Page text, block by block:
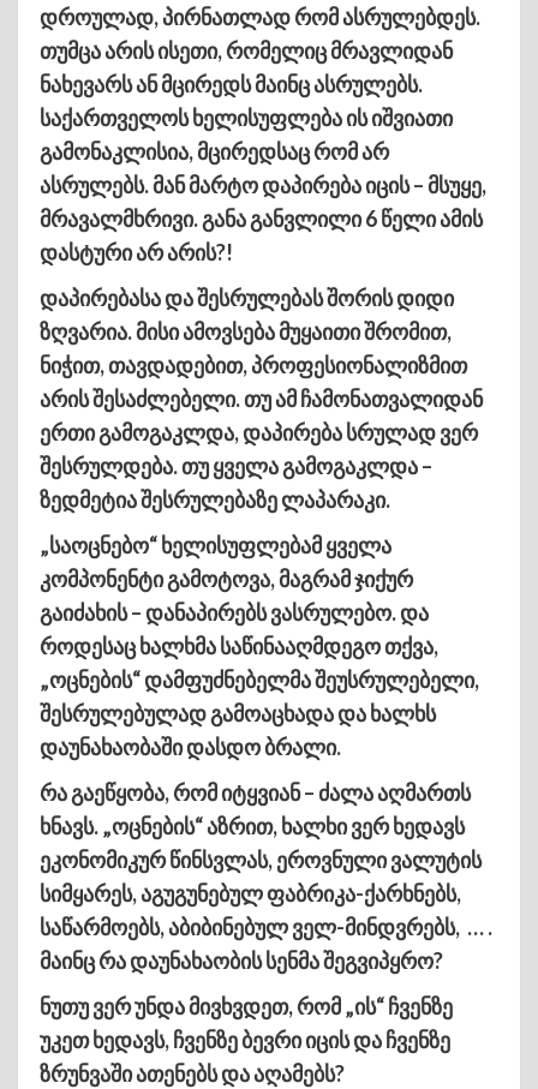
დროულად, პირნათლად რომ ასრულებდეს.
თუმცა არის ისეთი, რომელიც მრავლიდან
ნახევარს ან მცირედს მაინც ასრულებს.
საქართველოს ხელისუფლება ის იშვიათი
გამონაკლისია, მცირედსაც რომ არ
ასრულებს. მან მარტო დაპირება იცის – მსუყე,
მრავალმხრივი. განა განვლილი 6 წელი ამის
დასტური არ არის?!
დაპირებასა და შესრულებას შორის დიდი
ზღვარია. მისი ამოვსება მუყაითი შრომით,
ნიჭით, თავდადებით, პროფესიონალიზმით
არის შესაძლებელი. თუ ამ ჩამონათვალიდან
ერთი გამოგაკლდა, დაპირება სრულად ვერ
შესრულდება. თუ ყველა გამოგაკლდა –
ზედმეტია შესრულებაზე ლაპარაკი.
„საოცნებო“ ხელისუფლებამ ყველა
კომპონენტი გამოტოვა, მაგრამ ჯიქურ
გაიძახის – დანაპირებს ვასრულებო. და
როდესაც ხალხმა საწინააღმდეგო თქვა,
„ოცნების“ დამფუძნებელმა შეუსრულებელი,
შესრულებულად გამოაცხადა და ხალხს
დაუნახაობაში დასდო ბრალი.
რა გაეწყობა, რომ იტყვიან – ძალა აღმართს
ხნავს. „ოცნების“ აზრით, ხალხი ვერ ხედავს
ეკონომიკურ წინსვლას, ეროვნული ვალუტის
სიმყარეს, აგუგუნებულ ფაბრიკა-ქარხნებს,
საწარმოებს, აბიბინებულ ველ-მინდვრებს, … .
მაინც რა დაუნახაობის სენმა შეგვიპყრო?
ნუთუ ვერ უნდა მივხვდეთ, რომ „ის“ ჩვენზე
უკეთ ხედავს, ჩვენზე ბევრი იცის და ჩვენზე
ზრუნვაში ათენებს და აღამებს?